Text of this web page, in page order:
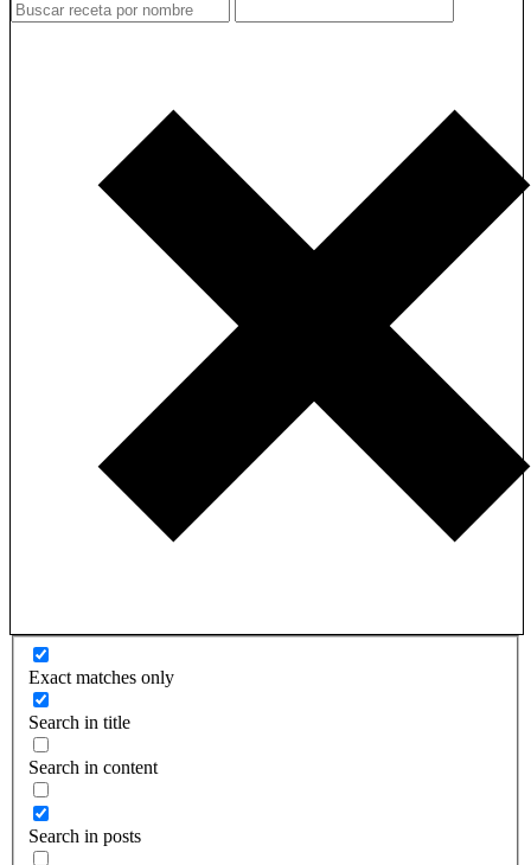
Exact matches only
Search in title
Search in content
Search in posts